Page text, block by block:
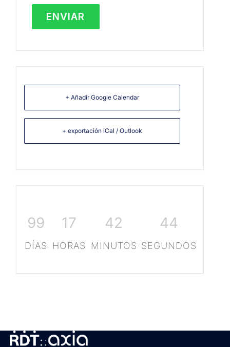
+ Añadir Google Calendar
+ exportación iCal / Outlook
99
DÍAS
17
HORAS
42
MINUTOS
44
SEGUNDOS